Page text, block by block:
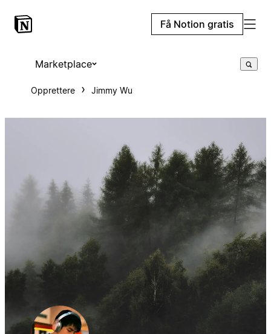
Få Notion gratis
Marketplace
Opprettere Jimmy Wu